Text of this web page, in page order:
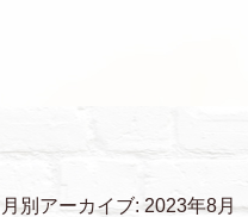
月別アーカイブ: 2023年8月